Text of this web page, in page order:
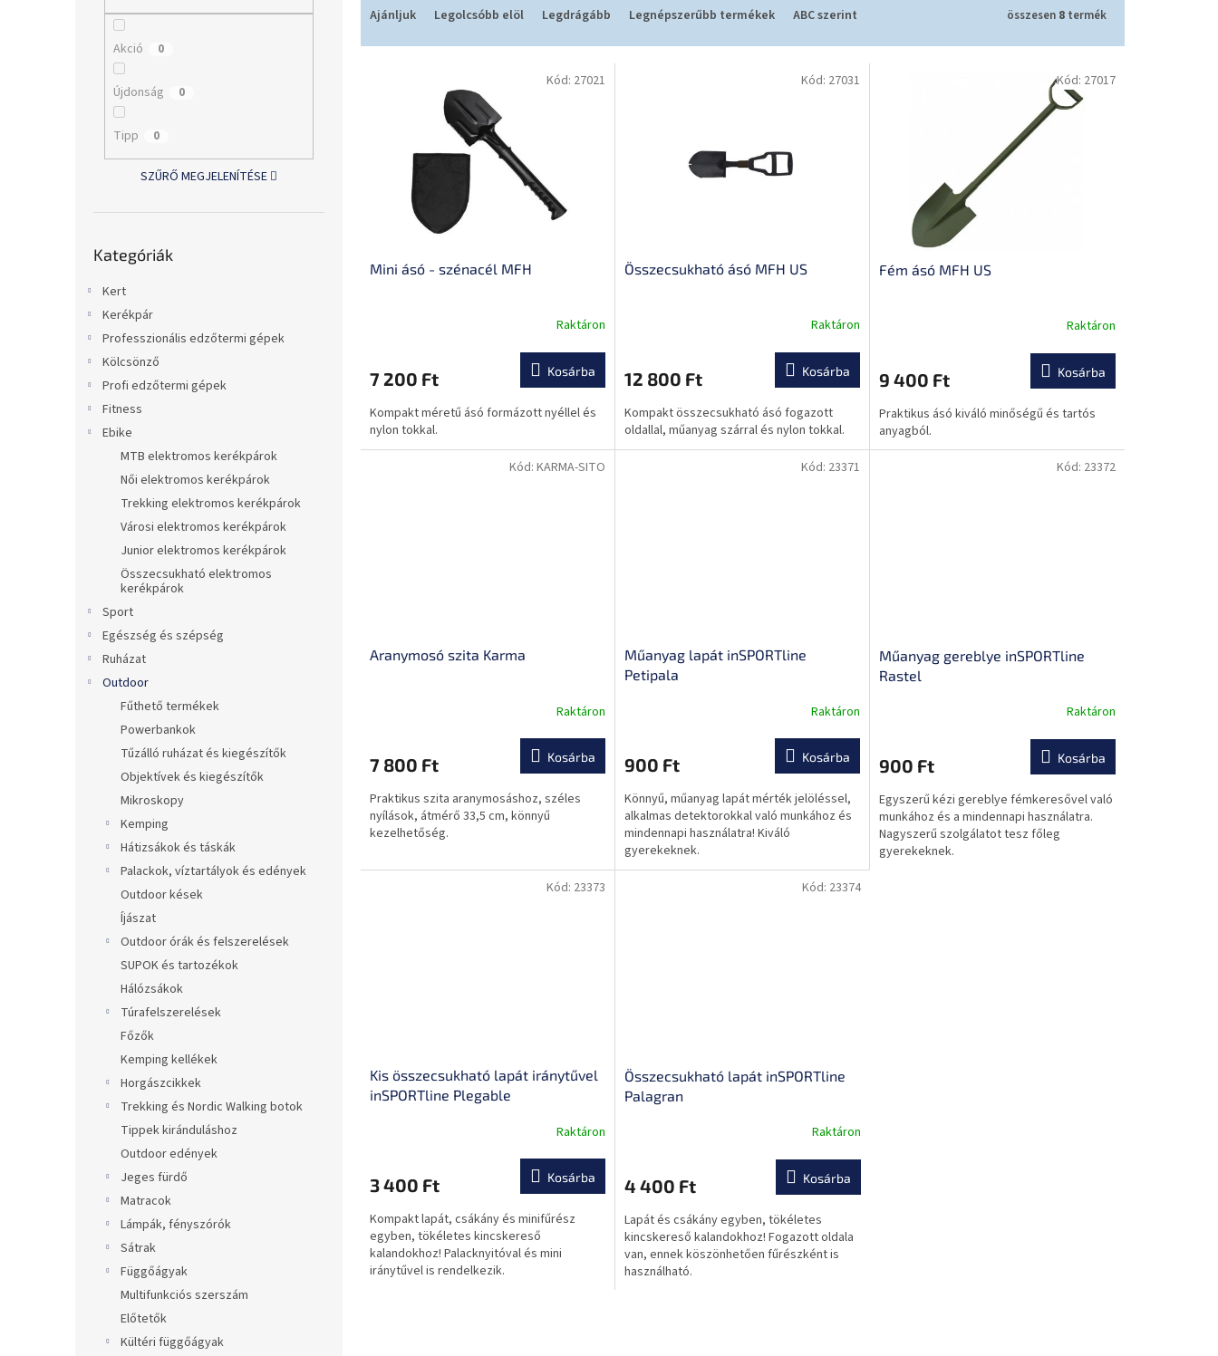
Akció 0
Újdonság 0
Tipp 0
SZŰRŐ MEGJELENÍTÉSE
átugrása
Kategóriák
Kert
Kerékpár
Professzionális edzőtermi gépek
Kölcsönző
Profi edzőtermi gépek
Fitness
Ebike
MTB elektromos kerékpárok
Női elektromos kerékpárok
Trekking elektromos kerékpárok
Városi elektromos kerékpárok
Junior elektromos kerékpárok
Összecsukható elektromos
kerékpárok
Sport
Egészség és szépség
Ruházat
Outdoor
Fűthető termékek
Powerbankok
Tűzálló ruházat és kiegészítők
Objektívek és kiegészítők
Mikroskopy
Kemping
Hátizsákok és táskák
Palackok, víztartályok és edények
Outdoor kések
Íjászat
Outdoor órák és felszerelések
SUPOK és tartozékok
Hálózsákok
Túrafelszerelések
Főzők
Kemping kellékek
Horgászcikkek
Trekking és Nordic Walking botok
Tippek kiránduláshoz
Outdoor edények
Jeges fürdő
Matracok
Lámpák, fényszórók
Sátrak
Függőágyak
Multifunkciós szerszám
Előtetők
Kültéri függőágyak
Ajánljuk Legolcsóbb elöl Legdrágább Legnépszerűbb termékek ABC szerint összesen 8 termék
Mini ásó - szénacél MFH
értékelése
ből
0,0
csillag.
Raktáron
7 200 Ft Kosárba
Kompakt méretű ásó formázott nyéllel és
nylon tokkal.
Kód: 27021
Összecsukható ásó MFH US
Raktáron
12 800 Ft Kosárba
Kompakt összecsukható ásó fogazott
oldallal, műanyag szárral és nylon tokkal.
Kód: 27031
Fém ásó MFH US
Raktáron
9 400 Ft Kosárba
Praktikus ásó kiváló minőségű és tartós
anyagból.
Kód: 27017
Aranymosó szita Karma
értékelése
ből
0,0
csillag.
Raktáron
7 800 Ft Kosárba
Praktikus szita aranymosáshoz, széles
nyílások, átmérő 33,5 cm, könnyű
kezelhetőség.
Kód: KARMA-SITO
Műanyag lapát inSPORTline
Petipala
értékelése
ből
0,0
csillag.
Raktáron
900 Ft Kosárba
Könnyű, műanyag lapát mérték jelöléssel,
alkalmas detektorokkal való munkához és
mindennapi használatra! Kiváló
gyerekeknek.
Kód: 23371
Műanyag gereblye inSPORTline
Rastel
értékelése
ből
0,0
csillag.
Raktáron
900 Ft Kosárba
Egyszerű kézi gereblye fémkeresővel való
munkához és a mindennapi használatra.
Nagyszerű szolgálatot tesz főleg
gyerekeknek.
Kód: 23372
Kis összecsukható lapát iránytűvel
inSPORTline Plegable
értékelése
ből
0,0
csillag.
Raktáron
3 400 Ft Kosárba
Kompakt lapát, csákány és minifűrész
egyben, tökéletes kincskereső
kalandokhoz! Palacknyitóval és mini
iránytűvel is rendelkezik.
Kód: 23373
Összecsukható lapát inSPORTline
Palagran
értékelése
ből
0,0
csillag.
Raktáron
4 400 Ft Kosárba
Lapát és csákány egyben, tökéletes
kincskereső kalandokhoz! Fogazott oldala
van, ennek köszönhetően fűrészként is
használható.
Kód: 23374